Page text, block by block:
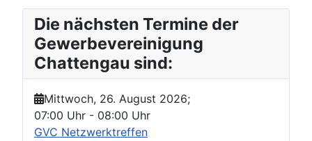
Die nächsten Termine der
Gewerbevereinigung
Chattengau sind:
Mittwoch, 26. August 2026;
07:00 Uhr - 08:00 Uhr
GVC Netzwerktreffen